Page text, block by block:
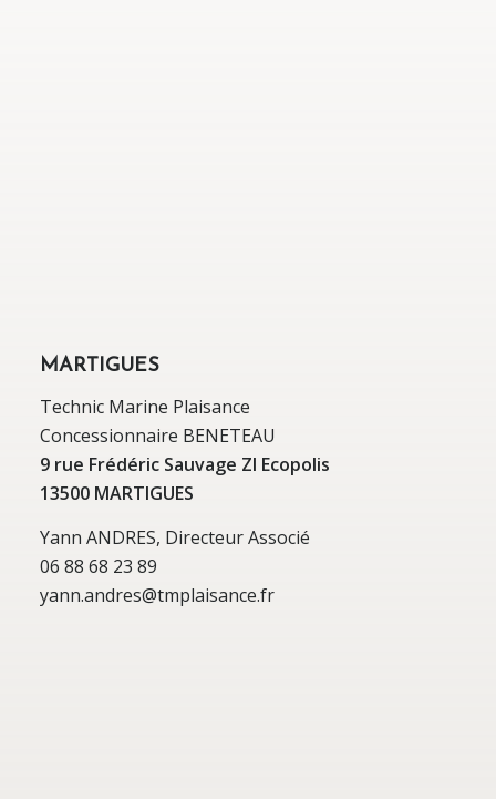
MARTIGUES
Technic Marine Plaisance
Concessionnaire BENETEAU
9 rue Frédéric Sauvage ZI Ecopolis
13500 MARTIGUES
Yann ANDRES, Directeur Associé
06 88 68 23 89
yann.andres@tmplaisance.fr